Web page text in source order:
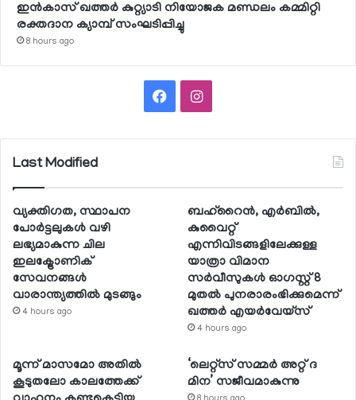
ഇന്‍കാസ് ഖത്തര്‍ കുറ്റ്യാടി നിയോജക മണ്ഡലം കമ്മിറ്റി
രക്തദാന ക്യാമ്പ് സംഘടിപ്പിച്ചു
8 hours ago
FacebookInstagram
Last Modified
വ്യക്തിഗത, സ്ഥാപന
പോര്‍ട്ടലുകള്‍ വഴി
ലഭ്യമാകുന്ന ചില
ഇലക്ട്രോണിക്
സേവനങ്ങള്‍
വാരാന്ത്യത്തില്‍ മുടങ്ങും
4 hours ago
ബഹ്റൈന്‍, എര്‍ബില്‍,
കുവൈറ്റ്
എന്നിവിടങ്ങളിലേക്കുള്ള
യാത്രാ വിമാന
സര്‍വീസുകള്‍ ഓഗസ്റ്റ് 8
മുതല്‍ പുനരാരംഭിക്കുമെന്ന്
ഖത്തര്‍ എയര്‍വേയ്സ്
4 hours ago
മൂന്ന് മാസമോ അതില്‍
കൂടുതലോ കാലത്തേക്ക്
‘ലെറ്റ്‌സ് സമ്മര്‍ അറ്റ് ദ
മിന’ സജീവമാകുന്നു